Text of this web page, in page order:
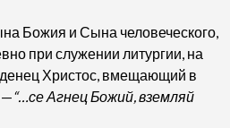
Божия и Сына человеческого,
при служении литургии, на
Христос, вмещающий в
—“…се Агнец Божий, вземляй